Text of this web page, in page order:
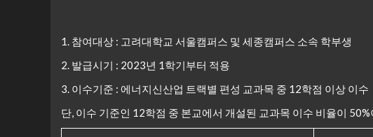
1. 참여대상 : 고려대학교 서울캠퍼스 및 세종캠퍼스 소속 학부생
2. 발급시기 : 2023년 1학기부터 적용
3. 이수기준 : 에너지신산업 트랙별 편성 교과목 중 12학점 이상 이수
단, 이수 기준인 12학점 중 본교에서 개설된 교과목 이수 비율이